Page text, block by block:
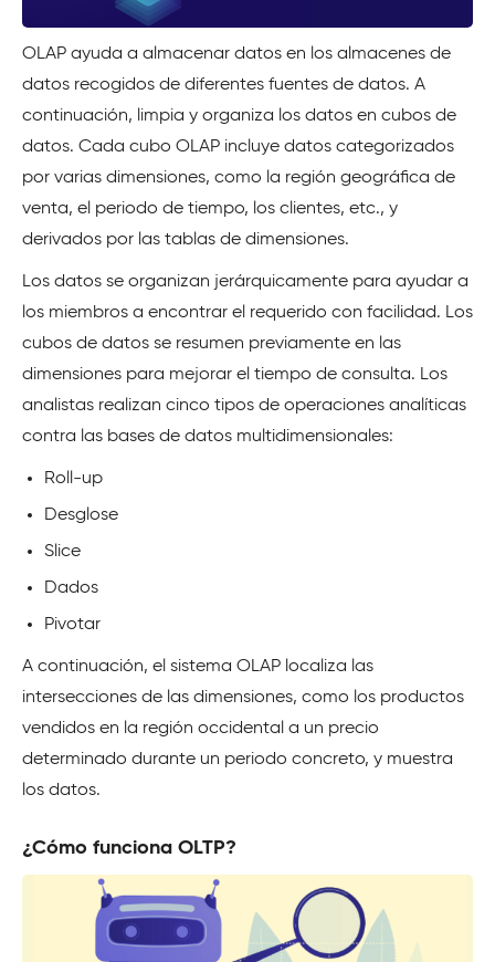
OLAP ayuda a almacenar datos en los almacenes de
datos recogidos de diferentes fuentes de datos. A
continuación, limpia y organiza los datos en cubos de
datos. Cada cubo OLAP incluye datos categorizados
por varias dimensiones, como la región geográfica de
venta, el periodo de tiempo, los clientes, etc., y
derivados por las tablas de dimensiones.
Los datos se organizan jerárquicamente para ayudar a
los miembros a encontrar el requerido con facilidad. Los
cubos de datos se resumen previamente en las
dimensiones para mejorar el tiempo de consulta. Los
analistas realizan cinco tipos de operaciones analíticas
contra las bases de datos multidimensionales:
Roll-up
Desglose
Slice
Dados
Pivotar
A continuación, el sistema OLAP localiza las
intersecciones de las dimensiones, como los productos
vendidos en la región occidental a un precio
determinado durante un periodo concreto, y muestra
los datos.
¿Cómo funciona OLTP?